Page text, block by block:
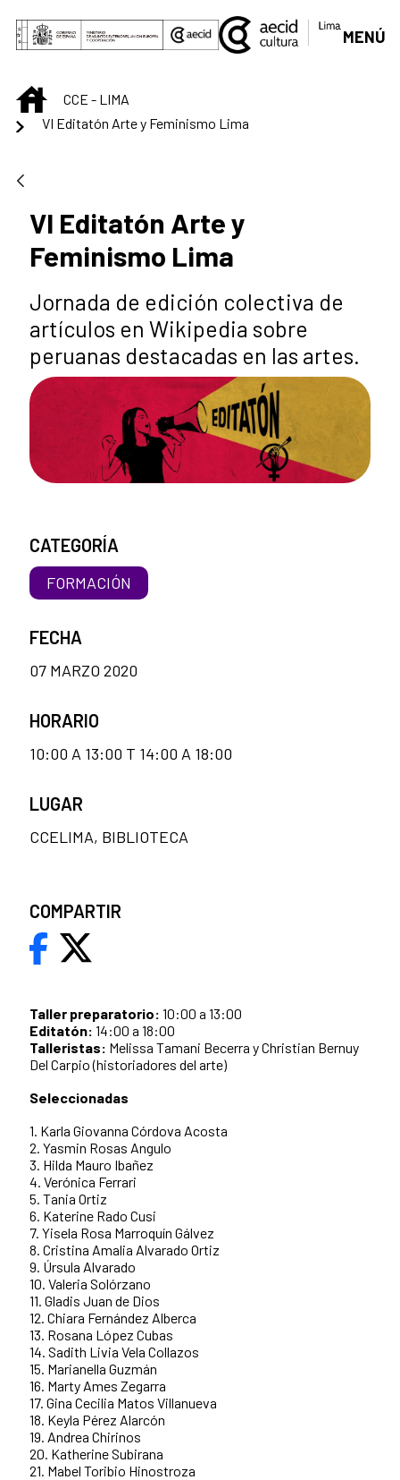
Saltar al contenido principal
MENÚ
INICIOCCE - LIMA
VI Editatón Arte y Feminismo Lima
VI Editatón Arte y
Feminismo Lima
Jornada de edición colectiva de
artículos en Wikipedia sobre
peruanas destacadas en las artes.
Taller preparatorio: 10:00 a 13:00
Editatón: 14:00 a 18:00
Talleristas: Melissa Tamani Becerra y Christian Bernuy
Del Carpio (historiadores del arte)
Seleccionadas
1. Karla Giovanna Córdova Acosta
2. Yasmin Rosas Angulo
3. Hilda Mauro Ibañez
4. Verónica Ferrari
5. Tania Ortiz
6. Katerine Rado Cusi
7. Yisela Rosa Marroquín Gálvez
8. Cristina Amalia Alvarado Ortiz
9. Úrsula Alvarado
10. Valeria Solórzano
11. Gladis Juan de Dios
12. Chiara Fernández Alberca
13. Rosana López Cubas
14. Sadith Livia Vela Collazos
15. Marianella Guzmán
16. Marty Ames Zegarra
17. Gina Cecilia Matos Villanueva
18. Keyla Pérez Alarcón
19. Andrea Chirinos
20. Katherine Subirana
21. Mabel Toribio Hinostroza
CATEGORÍA
FORMACIÓN
FECHA
07 MARZO 2020
HORARIO
10:00 A 13:00 T 14:00 A 18:00
LUGAR
CCELIMA, BIBLIOTECA
COMPARTIR